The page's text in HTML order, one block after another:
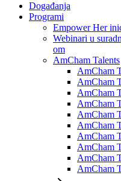
Događanja
Programi
Empower Her
Webinari u
om
AmCham Talents
AmCham
AmCham
AmCham
AmCham
AmCham
AmCham
AmCham
AmCham
AmCham
AmCham